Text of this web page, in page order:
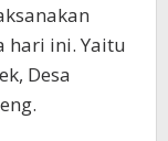
hari ini. Yaitu
Desa